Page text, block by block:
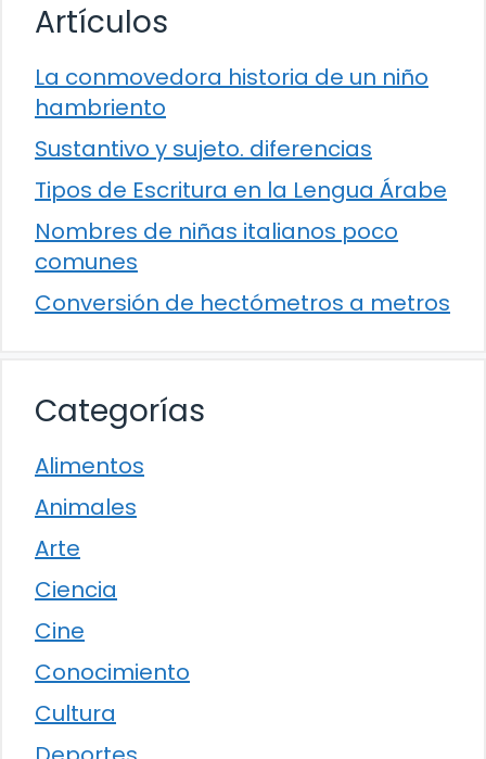
Artículos
La conmovedora historia de un niño
hambriento
Sustantivo y sujeto. diferencias
Tipos de Escritura en la Lengua Árabe
Nombres de niñas italianos poco
comunes
Conversión de hectómetros a metros
Categorías
Alimentos
Animales
Arte
Ciencia
Cine
Conocimiento
Cultura